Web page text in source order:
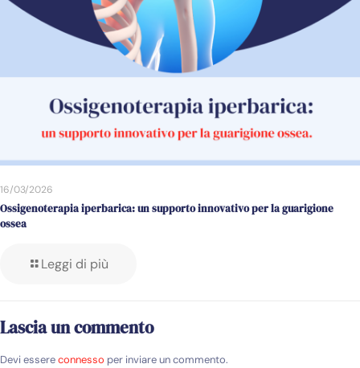
16/03/2026
Ossigenoterapia iperbarica: un supporto innovativo per la guarigione
ossea
Leggi di più
Lascia un commento
Devi essereconnesso per inviare un commento.